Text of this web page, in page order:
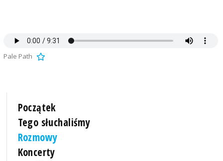
Pale Path
Początek
Tego słuchaliśmy
Rozmowy
Koncerty